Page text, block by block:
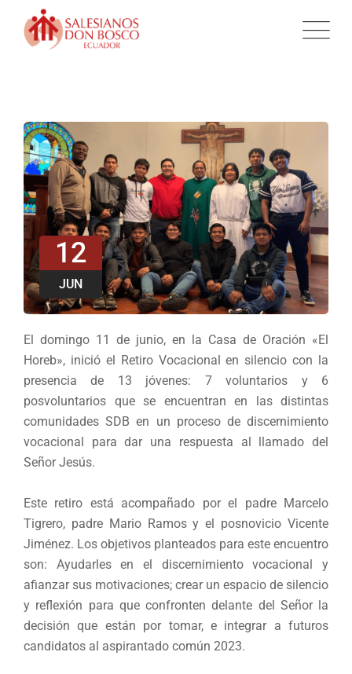
12
JUN
El domingo 11 de junio, en la Casa de Oración «El
Horeb», inició el Retiro Vocacional en silencio con la
presencia de 13 jóvenes: 7 voluntarios y 6
posvoluntarios que se encuentran en las distintas
comunidades SDB en un proceso de discernimiento
vocacional para dar una respuesta al llamado del
Señor Jesús.
Este retiro está acompañado por el padre Marcelo
Tigrero, padre Mario Ramos y el posnovicio Vicente
Jiménez. Los objetivos planteados para este encuentro
son: Ayudarles en el discernimiento vocacional y
afianzar sus motivaciones; crear un espacio de silencio
y reflexión para que confronten delante del Señor la
decisión que están por tomar, e integrar a futuros
candidatos al aspirantado común 2023.